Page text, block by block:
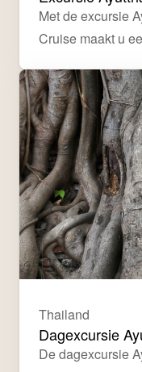
Met de excursie
Cruise maakt u
Thailand
Dagexcursie
De dagexcursie